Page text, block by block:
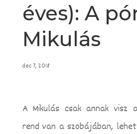
éves): A
Mikulás
dec 7, 2018
A Mikulás csak annak visz
rend van a szobájában,